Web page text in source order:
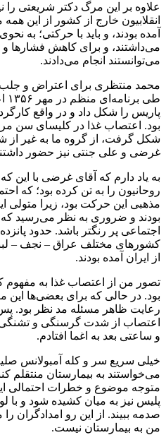
علاوه بر این مرگ دکتر ‏شریعتى را
انقلابیون خارج از ‏کشور ‏از این
آمده بودند، و باید با ‏حرکتى؛ به
مى‏‌داشتند، و براى کاهش ‏فشارها و
مى‌توانستند انجام ‏مى‏‌دادند.‏
محمد منتظرى براى اعتراض و جلب
پاریس را شکل داد و ‏در واقع
بود.‏ ‏اعتصاب غذا در کلیساى سن
شکل گرفت، از گروه ما ‏به غیر از
غرضى ‏و على جنتى نیز ‏حضور
به یاد دارم که آقاى غرضى با این‏
‏روحانیون را به تن کرده بود؛ که
مذهبى این حرکت بود، زیرا متولى
بودند و ضرورى به‌ نظر مى‏‌رسید
اجتماعى پر ‏رنگ‏تر باشد. حدود
کشورهاى مختلف عراق – نجف –
از ایران آمده بودند.‏
تصور من از اعتصاب غذا به مفهوم
بود. در حالى که براى بعضی‌ها این
رعایت ظاهر مسئله مد نظر بود.‏
اعتصاب از شدت گرسنگى و
و ‏ساعتى بعد به اغما ‏افتادم.
خیلى سریع سر و کله آمبولانس
مى‏‌خواستند ‏به بیمارستان منتقلم
متوجه موضوع و خطرات احتمالى
پلیس نیز به میان کشیده شود و با
صدمه ببیند. از این رو ‏امدادگران را
من به بیمارستان نیست.‏